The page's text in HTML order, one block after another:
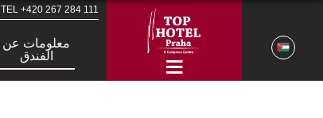
TEL +420 267 284 111
معلومات عن
الفندق